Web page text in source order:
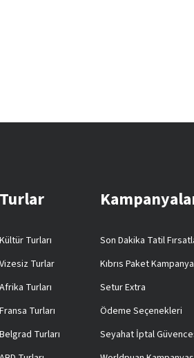
Turlar
Kültür Turları
Vizesiz Turlar
Afrika Turları
Fransa Turları
Belgrad Turları
Son Dakika Tatil
Kıbrıs Paket
Setur Extra
Ödeme Seçenekleri
Seyahat İptal